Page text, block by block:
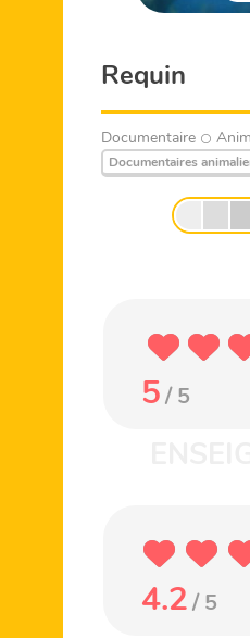
Requin
Documentaire
Documentaires
5/ 5
4.2/ 5